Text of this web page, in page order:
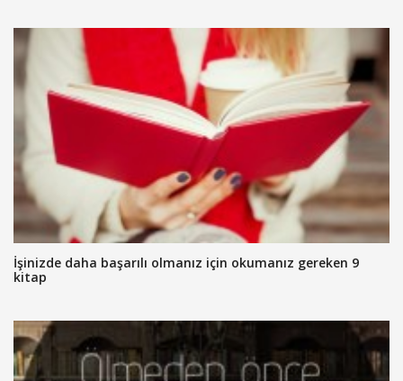
İşinizde daha başarılı olmanız için okumanız gereken 9
kitap